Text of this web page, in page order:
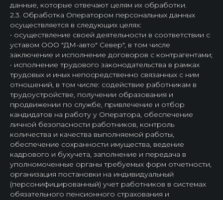
данные, которые отвечают целям их обработки.
2.3. Обработка Оператором персональных данных
осуществляется в следующих целях:
• осуществление своей деятельности в соответствии с
уставом ООО "ДМ-авто" Север", в том числе
заключение и исполнение договоров с контрагентами;
• исполнение трудового законодательства в рамках
трудовых и иных непосредственно связанных с ним
отношений, в том числе: содействие работникам в
трудоустройстве, получении образования и
продвижении по службе, привлечение и отбор
кандидатов на работу у Оператора, обеспечение
личной безопасности работников, контроль
количества и качества выполняемой работы,
обеспечение сохранности имущества, ведение
кадрового и бухучета, заполнение и передача в
уполномоченные органы требуемых форм отчетности,
организация постановки на индивидуальный
(персонифицированный) учет работников в системах
обязательного пенсионного страхования и